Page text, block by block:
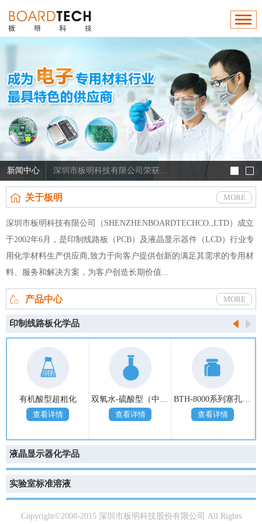
新闻中心 深圳市板明科技有限公司荣获“第六届深圳市自主创新百强企业”称号
我司顺利通过“高密度互联（HDI）电路板填孔一次镀新型添加剂材料关键技术研发”项目验收
昆山板明被评为苏州市企业工程技术研究中心
深圳板明通过广东省工程技术研究中心认定
关于板明 MORE
深圳市板明科技有限公司（SHENZHENBOARDTECHCO.,LTD）成立
于2002年6月，是印制线路板（PCB）及液晶显示器件（LCD）行业专
用化学材料生产供应商,致力于向客户提供创新的满足其需求的专用材
料、服务和解决方案，为客户创造长期价值...
产品中心 MORE
印制线路板化学品
有机酸型超粗化
查看详情
查看详情
BTH-8000系列塞孔树脂
查看详情
液晶显示器化学品
实验室标准溶液
Copyright©2008-2015 深圳市板明科技股份有限公司 All Rights